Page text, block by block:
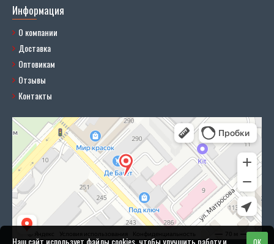
Информация
О компании
Доставка
Оптовикам
Отзывы
Контакты
Наш сайт использует файлы cookies, чтобы улучшить работу и